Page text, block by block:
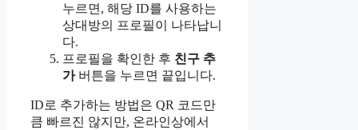
누르면, 해당 ID를 사용하는
상대방의 프로필이 나타납니
다.
프로필을 확인한 후 친구 추
가버튼을 누르면 끝입니다.
ID로 추가하는 방법은 QR 코드만
큼 빠르진 않지만, 온라인상에서